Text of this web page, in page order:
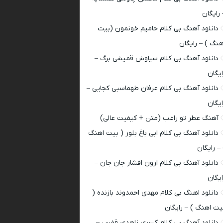
رایگان
دانلود آهنگ بی کلام حامیم خونمون (بیت
) – رایگان
دانلود آهنگ بی کلام سیاوش قمیشی برگ –
دانلود آهنگ بی کلام عرفان طهماسبی کجایی –
آهنگ عطر تو راغب (متن + کیفیت عالی)
دانلود آهنگ بی کلام ابی باغ بلور ( بیت اهنگ
– رایگان
دانلود آهنگ بی کلام ارون افشار جان جان –
دانلود اهنگ بی کلام مهدی احمدوند بازنده (
اهنگ ) – رایگان